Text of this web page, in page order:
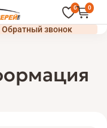
0 0
Обратный звонок